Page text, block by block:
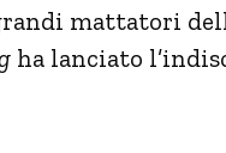
mattatori
ha lanciato